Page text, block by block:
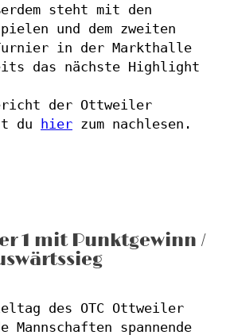
steht mit den
und dem zweiten
in der Markthalle
das nächste Highlight
der Ottweiler
du hier zum nachlesen.
1 mit Punktgewinn /
des OTC Ottweiler
spannende